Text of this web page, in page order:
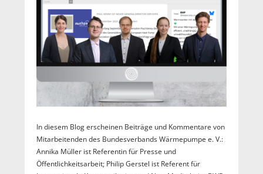
In diesem Blog erscheinen Beiträge und Kommentare von
Mitarbeitenden des Bundesverbands Wärmepumpe e. V.:
Annika Müller ist Referentin für Presse und
Öffentlichkeitsarbeit; Philip Gerstel ist Referent für